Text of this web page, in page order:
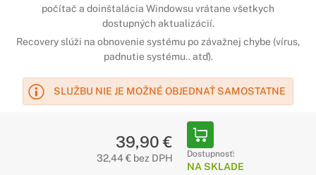
počítač a doinštalácia Windowsu vrátane všetkych
dostupných aktualizácií.
Recovery slúži na obnovenie systému po závažnej chybe (vírus,
padnutie systému.. atď).
SLUŽBU NIE JE MOŽNÉ OBJEDNAŤ SAMOSTATNE
39,90 €
32,44 € bez DPH Dostupnosť:
NA SKLADE